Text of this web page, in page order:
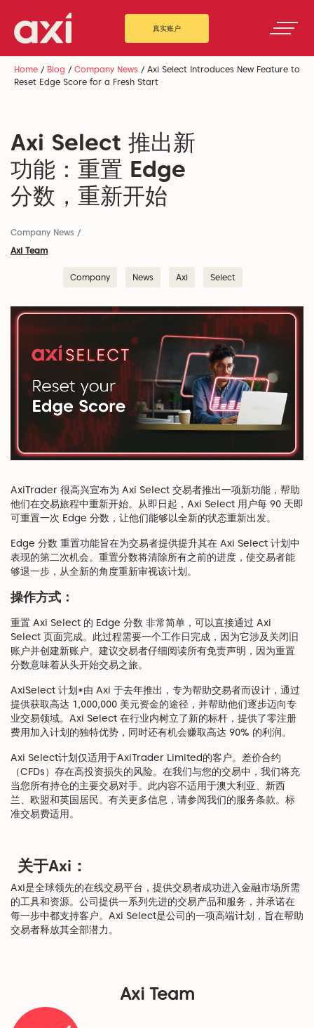
真实账户
Home / Blog / Company News / Axi Select Introduces New Feature to
Reset Edge Score for a Fresh Start
Axi Select 推出新
功能：重置 Edge
分数，重新开始
Company News /
Axi Team
Company News Axi Select
AxiTrader 很高兴宣布为 Axi Select 交易者推出一项新功能，帮助
他们在交易旅程中重新开始。从即日起，Axi Select 用户每 90 天即
可重置一次 Edge 分数，让他们能够以全新的状态重新出发。
Edge 分数 重置功能旨在为交易者提供提升其在 Axi Select 计划中
表现的第二次机会。重置分数将清除所有之前的进度，使交易者能
够退一步，从全新的角度重新审视该计划。
操作方式：
重置 Axi Select 的 Edge 分数 非常简单，可以直接通过 Axi
Select 页面完成。此过程需要一个工作日完成，因为它涉及关闭旧
账户并创建新账户。建议交易者仔细阅读所有免责声明，因为重置
分数意味着从头开始交易之旅。
AxiSelect 计划*由 Axi 于去年推出，专为帮助交易者而设计，通过
提供获取高达 1,000,000 美元资金的途径，并帮助他们逐步迈向专
业交易领域。Axi Select 在行业内树立了新的标杆，提供了零注册
费用加入计划的独特优势，同时还有机会赚取高达 90% 的利润。
Axi Select计划仅适用于AxiTrader Limited的客户。差价合约
（CFDs）存在高投资损失的风险。在我们与您的交易中，我们将充
当您所有持仓的主要交易对手。此内容不适用于澳大利亚、新西
兰、欧盟和英国居民。有关更多信息，请参阅我们的服务条款。标
准交易费适用。
关于Axi：
Axi是全球领先的在线交易平台，提供交易者成功进入金融市场所需
的工具和资源。公司提供一系列先进的交易产品和服务，并承诺在
每一步中都支持客户。Axi Select是公司的一项高端计划，旨在帮助
交易者释放其全部潜力。
Axi Team